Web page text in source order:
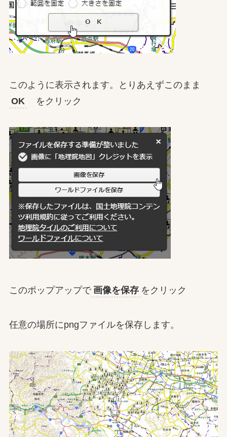
このように表示されます。とりあえずこのまま
OK
をクリック
このポップアップで 画像を保存 をクリック
任意の場所にpngファイルを保存します。